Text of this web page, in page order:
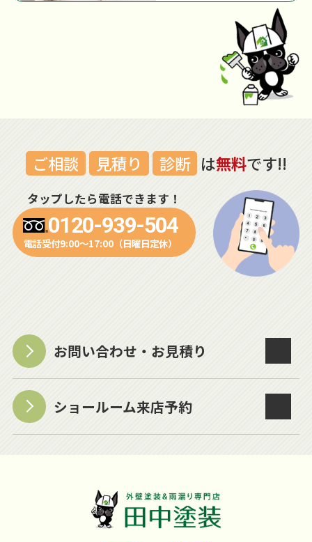
ご相談 見積り 診断 は無料です!!
タップしたら電話できます！
0120-939-504
電話受付9:00～17:00（日曜日定休）
お問い合わせ・お見積り
ショールーム来店予約